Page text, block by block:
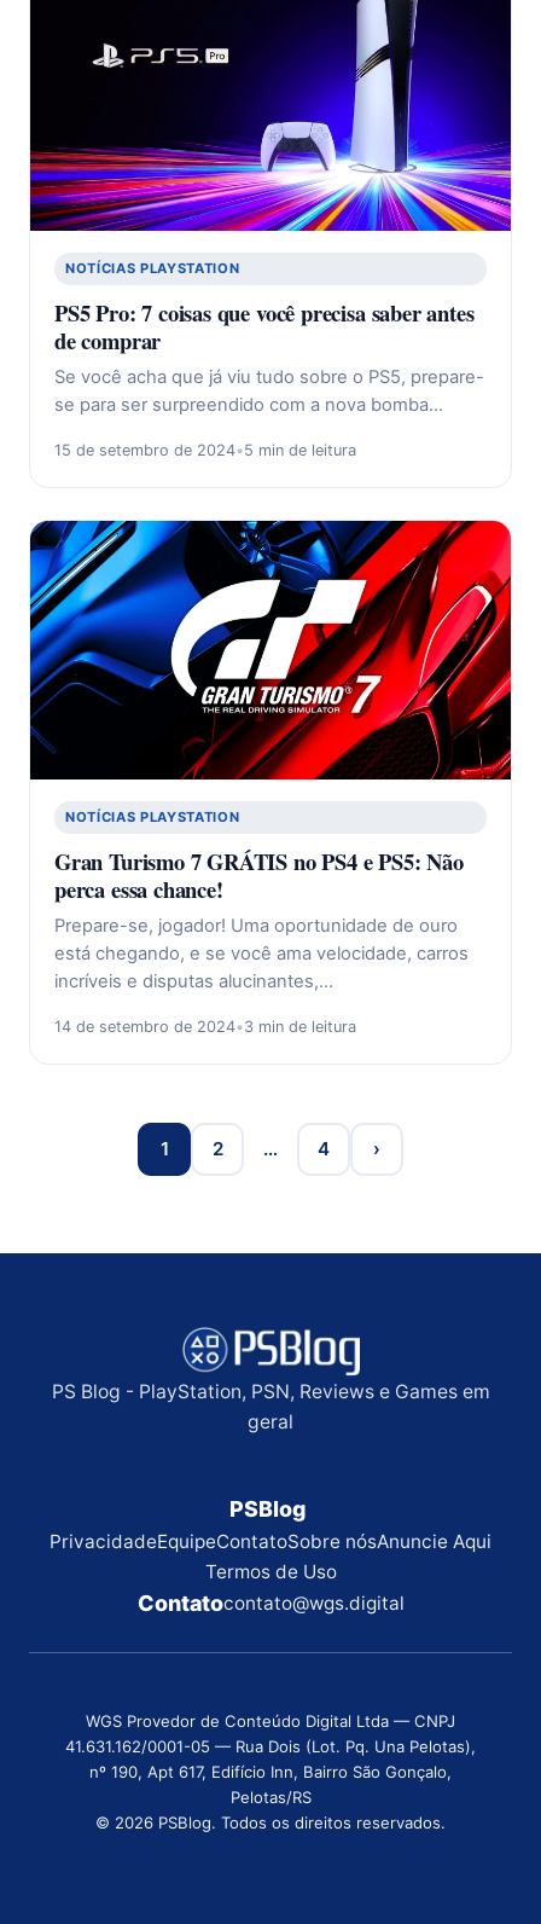
NOTÍCIAS PLAYSTATION
PS5 Pro: 7 coisas que você precisa saber antes
de comprar
Se você acha que já viu tudo sobre o PS5, prepare-
se para ser surpreendido com a nova bomba…
15 de setembro de 2024•5 min de leitura
NOTÍCIAS PLAYSTATION
Gran Turismo 7 GRÁTIS no PS4 e PS5: Não
perca essa chance!
Prepare-se, jogador! Uma oportunidade de ouro
está chegando, e se você ama velocidade, carros
incríveis e disputas alucinantes,…
14 de setembro de 2024•3 min de leitura
1 2 … 4 ›
PS Blog - PlayStation, PSN, Reviews e Games em
geral
PSBlog
PrivacidadeEquipeContatoSobre nósAnuncie Aqui
Termos de Uso
Contatocontato@wgs.digital
WGS Provedor de Conteúdo Digital Ltda — CNPJ
41.631.162/0001-05 — Rua Dois (Lot. Pq. Una Pelotas),
nº 190, Apt 617, Edifício Inn, Bairro São Gonçalo,
Pelotas/RS
© 2026 PSBlog. Todos os direitos reservados.